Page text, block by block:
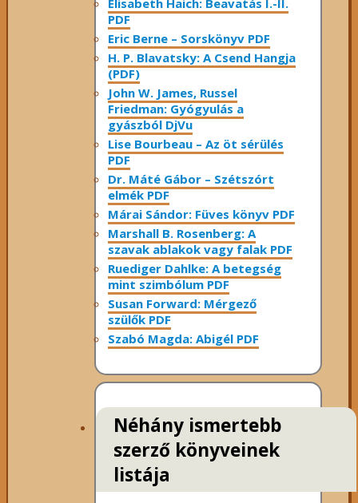
Elisabeth Haich: Beavatás I.-II.
PDF
Eric Berne – Sorskönyv PDF
H. P. Blavatsky: A Csend Hangja
(PDF)
John W. James, Russel
Friedman: Gyógyulás a
gyászból DjVu
Lise Bourbeau – Az öt sérülés
PDF
Dr. Máté Gábor – Szétszórt
elmék PDF
Márai Sándor: Füves könyv PDF
Marshall B. Rosenberg: A
szavak ablakok vagy falak PDF
Ruediger Dahlke: A betegség
mint szimbólum PDF
Susan Forward: Mérgező
szülők PDF
Szabó Magda: Abigél PDF
Néhány ismertebb
szerző könyveinek
listája